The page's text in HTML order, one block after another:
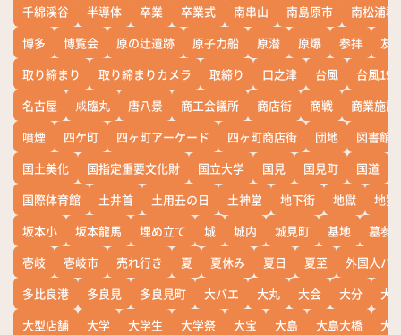
千綿渓谷
半導体 卒業 卒業式 南串山 南島原市
南松浦郡
博多
博覧会 原の辻遺跡 原子力船 原潜 原爆 参拝
友
取り締まり
取り締まりカメラ 取締り 口之津 台風
台風19
名古屋
咸臨丸 唐八景 商工会議所 商店街 商戦
商業施設
噴煙
四ケ町 四ヶ町アーケード 四ヶ町商店街 団地
図書館
国土美化
国指定重要文化財 国立大学 国見 国見町 国道
国際体育館
土井首 土用丑の日 土神堂 地下街 地獄
地獄
坂本小
坂本龍馬 埋め立て 城 城内 城見町 基地
墓参
壱岐
壱岐市 売れ行き 夏 夏休み 夏日 夏至
外国人バ
多比良港
多良見 多良見町 大バエ 大丸 大会 大分
大
大型店舗
大学 大学生 大学祭 大宝 大島 大島大橋
大